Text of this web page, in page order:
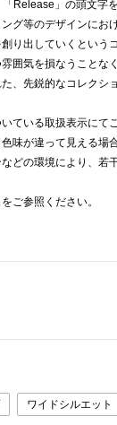
Release」の頭文字
グ等のデザインにお
り出していくという
囲気を損なうことな
、先鋭的なコレクシ
ている取扱表示にて
味が違って見える場
どの環境により、若
ご参照ください。
ワイドシルエット